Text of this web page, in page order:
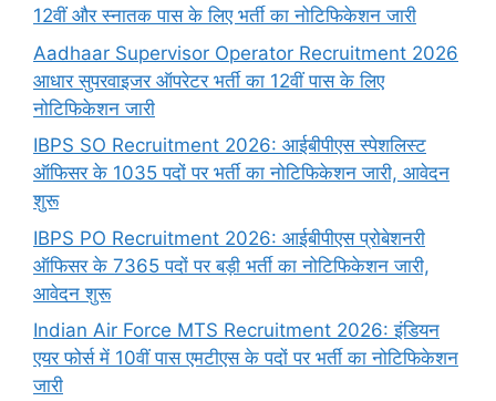
12वीं और स्नातक पास के लिए भर्ती का नोटिफिकेशन जारी
Aadhaar Supervisor Operator Recruitment 2026
आधार सुपरवाइजर ऑपरेटर भर्ती का 12वीं पास के लिए
नोटिफिकेशन जारी
IBPS SO Recruitment 2026: आईबीपीएस स्पेशलिस्ट
ऑफिसर के 1035 पदों पर भर्ती का नोटिफिकेशन जारी, आवेदन
शुरू
IBPS PO Recruitment 2026: आईबीपीएस प्रोबेशनरी
ऑफिसर के 7365 पदों पर बड़ी भर्ती का नोटिफिकेशन जारी,
आवेदन शुरू
Indian Air Force MTS Recruitment 2026: इंडियन
एयर फोर्स में 10वीं पास एमटीएस के पदों पर भर्ती का नोटिफिकेशन
जारी